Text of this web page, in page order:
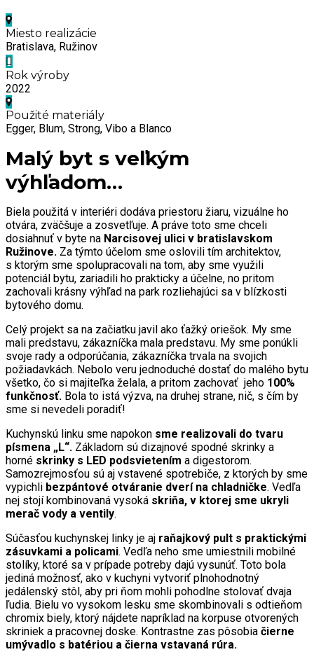
Miesto realizácie
Bratislava, Ružinov
Rok výroby
2022
Použité materiály
Egger, Blum, Strong, Vibo a Blanco
Malý byt s veľkým
výhľadom…
Biela použitá v interiéri dodáva priestoru žiaru, vizuálne ho
otvára, zväčšuje a zosvetľuje. A práve toto sme chceli
dosiahnuť v byte na Narcisovej ulici v bratislavskom
Ružinove. Za týmto účelom sme oslovili tím architektov,
s ktorým sme spolupracovali na tom, aby sme využili
potenciál bytu, zariadili ho prakticky a účelne, no pritom
zachovali krásny výhľad na park rozliehajúci sa v blízkosti
bytového domu.
Celý projekt sa na začiatku javil ako ťažký oriešok. My sme
mali predstavu, zákazníčka mala predstavu. My sme ponúkli
svoje rady a odporúčania, zákazníčka trvala na svojich
požiadavkách. Nebolo veru jednoduché dostať do malého bytu
všetko, čo si majiteľka želala, a pritom zachovať jeho 100%
funkčnosť. Bola to istá výzva, na druhej strane, nič, s čím by
sme si nevedeli poradiť!
Kuchynskú linku sme napokon sme realizovali do tvaru
písmena „L“. Základom sú dizajnové spodné skrinky a
horné skrinky s LED podsvietením a digestorom.
Samozrejmosťou sú aj vstavené spotrebiče, z ktorých by sme
vypichli bezpántové otváranie dverí na chladničke. Vedľa
nej stojí kombinovaná vysoká skriňa, v ktorej sme ukryli
merač vody a ventily.
Súčasťou kuchynskej linky je aj raňajkový pult s praktickými
zásuvkami a policami. Vedľa neho sme umiestnili mobilné
stolíky, ktoré sa v prípade potreby dajú vysunúť. Toto bola
jediná možnosť, ako v kuchyni vytvoriť plnohodnotný
jedálenský stôl, aby pri ňom mohli pohodlne stolovať dvaja
ľudia. Bielu vo vysokom lesku sme skombinovali s odtieňom
chromix biely, ktorý nájdete napríklad na korpuse otvorených
skriniek a pracovnej doske. Kontrastne zas pôsobia čierne
umývadlo s batériou a čierna vstavaná rúra.